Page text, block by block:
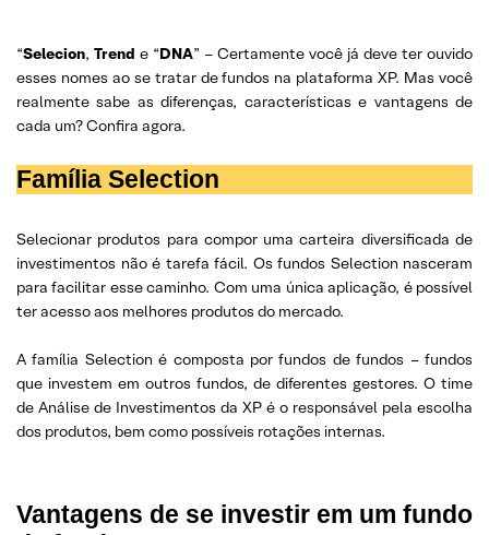
“Selecion, Trend e “DNA” – Certamente você já deve ter ouvido
esses nomes ao se tratar de fundos na plataforma XP. Mas você
realmente sabe as diferenças, características e vantagens de
cada um? Confira agora.
Família Selection
Selecionar produtos para compor uma carteira diversificada de
investimentos não é tarefa fácil. Os fundos Selection nasceram
para facilitar esse caminho. Com uma única aplicação, é possível
ter acesso aos melhores produtos do mercado.
A família Selection é composta por fundos de fundos – fundos
que investem em outros fundos, de diferentes gestores. O time
de Análise de Investimentos da XP é o responsável pela escolha
dos produtos, bem como possíveis rotações internas.
Vantagens de se investir em um fundo